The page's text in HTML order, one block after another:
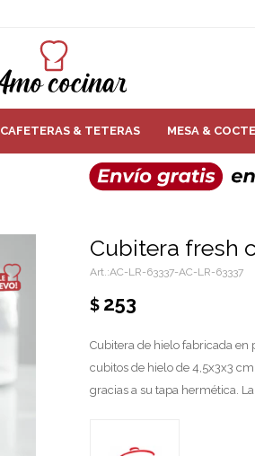
CAFETERAS & TETERAS MESA &
Cubitera fresh
AC-LR-63337-AC-LR-63337
$ 253
Cubitera de hielo fabricada en
cubitos de hielo de 4,5x3x3
gracias a su tapa hermética.